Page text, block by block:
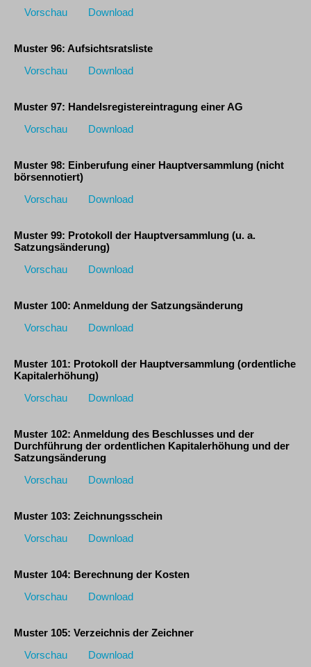
Vorschau
Download
Muster 96: Aufsichtsratsliste
Vorschau
Download
Muster 97: Handelsregistereintragung einer AG
Vorschau
Download
Muster 98: Einberufung einer Hauptversammlung (nicht
börsennotiert)
Vorschau
Download
Muster 99: Protokoll der Hauptversammlung (u. a.
Satzungsänderung)
Vorschau
Download
Muster 100: Anmeldung der Satzungsänderung
Vorschau
Download
Muster 101: Protokoll der Hauptversammlung (ordentliche
Kapitalerhöhung)
Vorschau
Download
Muster 102: Anmeldung des Beschlusses und der
Durchführung der ordentlichen Kapitalerhöhung und der
Satzungsänderung
Vorschau
Download
Muster 103: Zeichnungsschein
Vorschau
Download
Muster 104: Berechnung der Kosten
Vorschau
Download
Muster 105: Verzeichnis der Zeichner
Vorschau
Download